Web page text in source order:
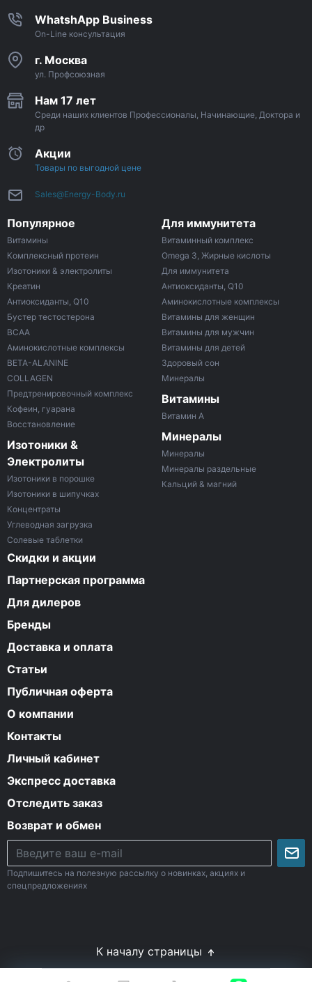
WhatshApp Business
On-Line консультация
г. Москва
ул. Профсоюзная
Нам 17 лет
Среди наших клиентов Профессионалы, Начинающие, Доктора и
др
Акции
Товары по выгодной цене
Sales@Energy-Body.ru
Популярное
Витамины
Комплексный протеин
Изотоники & электролиты
Креатин
Антиоксиданты, Q10
Бустер тестостерона
ВСАА
Аминокислотные комплексы
BETA-ALANINE
COLLAGEN
Предтренировочный комплекс
Кофеин, гуарана
Восстановление
Изотоники &
Электролиты
Изотоники в порошке
Изотоники в шипучках
Концентраты
Углеводная загрузка
Солевые таблетки
Для иммунитета
Витаминный комплекс
Omega 3, Жирные кислоты
Для иммунитета
Антиоксиданты, Q10
Аминокислотные комплексы
Витамины для женщин
Витамины для мужчин
Витамины для детей
Здоровый сон
Минералы
Витамины
Витамин A
Минералы
Минералы
Минералы раздельные
Кальций & магний
Скидки и акции
Партнерская программа
Для дилеров
Бренды
Доставка и оплата
Статьи
Публичная оферта
О компании
Контакты
Личный кабинет
Экспресс доставка
Отследить заказ
Возврат и обмен
Подпишитесь на полезную рассылку о новинках, акциях и
спецпредложениях
К началу страницы